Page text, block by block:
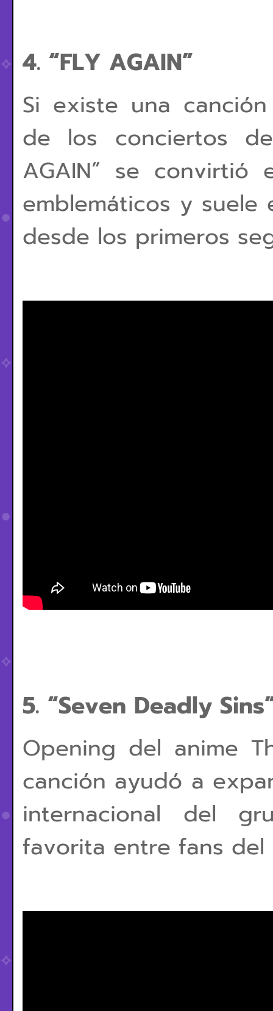
4. “FLY AGAIN”
Si existe una
de los conciertos
AGAIN” se
emblemáticos y
desde los primeros
5. “Seven Deadly
Opening del anime
canción ayudó a
internacional del
favorita entre fans